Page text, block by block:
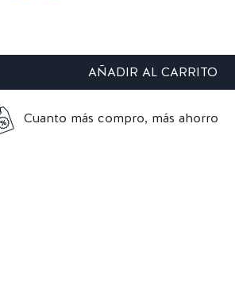
AÑADIR AL CARRITO
Cuanto más compro, más ahorro